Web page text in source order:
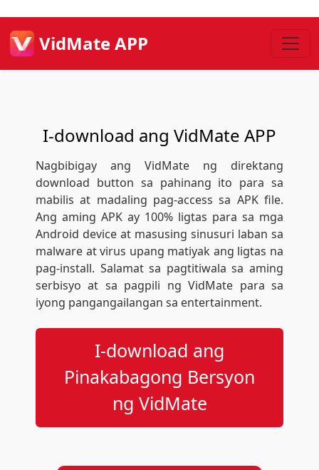
VidMate APP
I-download ang VidMate APP
Nagbibigay ang VidMate ng direktang
download button sa pahinang ito para sa
mabilis at madaling pag-access sa APK file.
Ang aming APK ay 100% ligtas para sa mga
Android device at masusing sinusuri laban sa
malware at virus upang matiyak ang ligtas na
pag-install. Salamat sa pagtitiwala sa aming
serbisyo at sa pagpili ng VidMate para sa
iyong pangangailangan sa entertainment.
I-download ang
Pinakabagong Bersyon
ng VidMate